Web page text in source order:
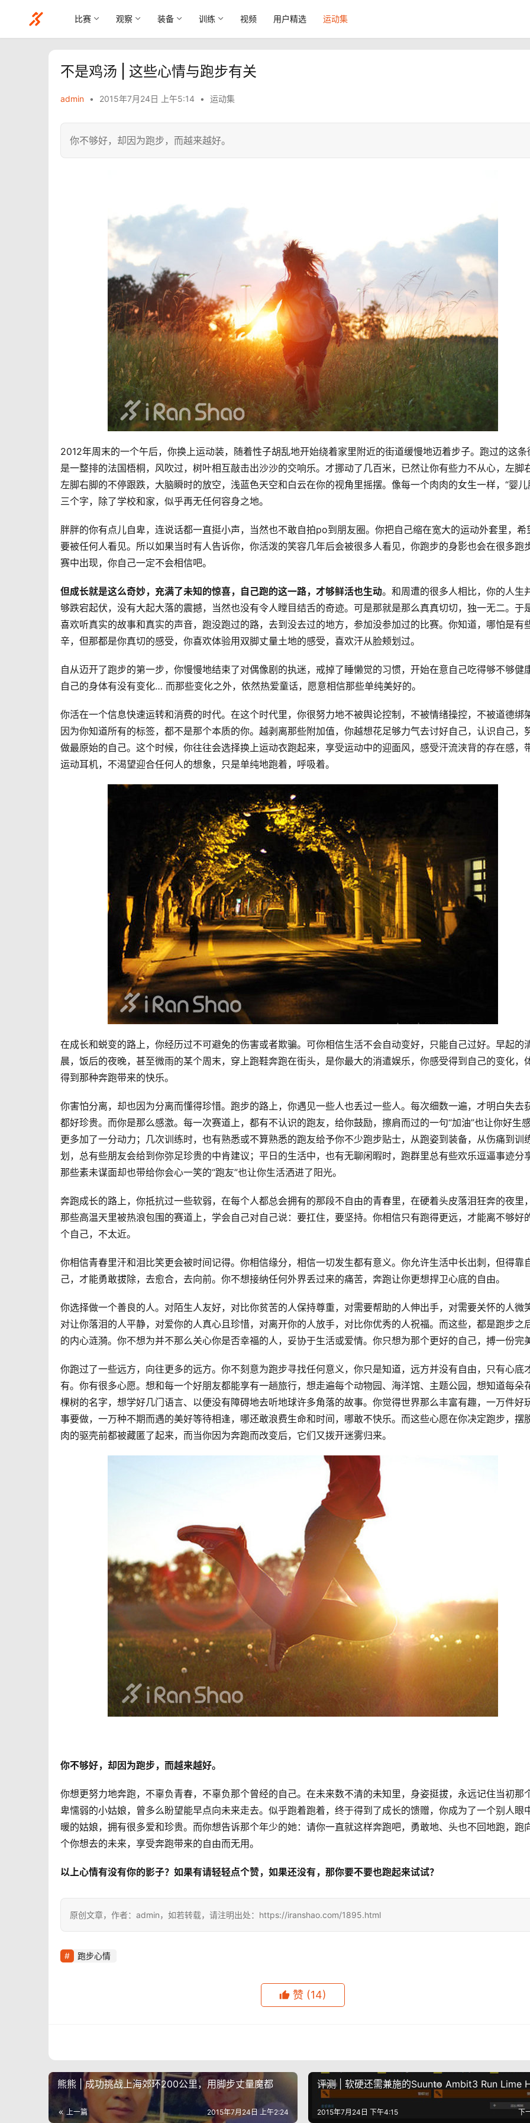
比赛 观察 装备 训练 视频 用户精选 运动集
不是鸡汤 | 这些心情与跑步有关
admin • 2015年7月24日 上午5:14 • 运动集
你不够好，却因为跑步，而越来越好。
2012年周末的一个午后，你换上运动装，随着性子胡乱地开始绕着家里附近的街道缓慢地迈着步子。跑过的这条
是一整排的法国梧桐，风吹过，树叶相互敲击出沙沙的交响乐。才挪动了几百米，已然让你有些力不从心，左脚
左脚右脚的不停跟跌，大脑瞬时的放空，浅蓝色天空和白云在你的视角里摇摆。像每一个肉肉的女生一样，“婴儿
三个字，除了学校和家，似乎再无任何容身之地。
胖胖的你有点儿自卑，连说话都一直挺小声，当然也不敢自拍po到朋友圈。你把自己缩在宽大的运动外套里，希
要被任何人看见。所以如果当时有人告诉你，你活泼的笑容几年后会被很多人看见，你跑步的身影也会在很多跑
赛中出现，你自己一定不会相信吧。
但成长就是这么奇妙，充满了未知的惊喜，自己跑的这一路，才够鲜活也生动。和周遭的很多人相比，你的人生
够跌宕起伏，没有大起大落的震撼，当然也没有令人瞠目结舌的奇迹。可是那就是那么真真切切，独一无二。于
喜欢听真实的故事和真实的声音，跑没跑过的路，去到没去过的地方，参加没参加过的比赛。你知道，哪怕是有
辛，但那都是你真切的感受，你喜欢体验用双脚丈量土地的感受，喜欢汗从脸颊划过。
自从迈开了跑步的第一步，你慢慢地结束了对偶像剧的执迷，戒掉了睡懒觉的习惯，开始在意自己吃得够不够健
自己的身体有没有变化… 而那些变化之外，依然热爱童话，愿意相信那些单纯美好的。
你活在一个信息快速运转和消费的时代。在这个时代里，你很努力地不被舆论控制，不被情绪操控，不被道德绑
因为你知道所有的标签，都不是那个本质的你。越剥离那些附加值，你越想花足够力气去讨好自己，认识自己，
做最原始的自己。这个时候，你往往会选择换上运动衣跑起来，享受运动中的迎面风，感受汗流浃背的存在感，
运动耳机，不渴望迎合任何人的想象，只是单纯地跑着，呼吸着。
在成长和蜕变的路上，你经历过不可避免的伤害或者欺骗。可你相信生活不会自动变好，只能自己过好。早起的
晨，饭后的夜晚，甚至微雨的某个周末，穿上跑鞋奔跑在街头，是你最大的消遣娱乐，你感受得到自己的变化，
得到那种奔跑带来的快乐。
你害怕分离，却也因为分离而懂得珍惜。跑步的路上，你遇见一些人也丢过一些人。每次细数一遍，才明白失去
都好珍贵。而你是那么感激。每一次赛道上，都有不认识的跑友，给你鼓励，擦肩而过的一句“加油”也让你好生
更多加了一分动力；几次训练时，也有熟悉或不算熟悉的跑友给予你不少跑步贴士，从跑姿到装备，从伤痛到训
划，总有些朋友会给到你弥足珍贵的中肯建议；平日的生活中，也有无聊闲暇时，跑群里总有些欢乐逗逼事迹分
那些素未谋面却也带给你会心一笑的“跑友”也让你生活洒进了阳光。
奔跑成长的路上，你抵抗过一些软弱，在每个人都总会拥有的那段不自由的青春里，在硬着头皮落泪狂奔的夜里
那些高温天里被热浪包围的赛道上，学会自己对自己说：要扛住，要坚持。你相信只有跑得更远，才能离不够好
个自己，不太近。
你相信青春里汗和泪比笑更会被时间记得。你相信缘分，相信一切发生都有意义。你允许生活中长出刺，但得靠
己，才能勇敢拔除，去愈合，去向前。你不想接纳任何外界丢过来的痛苦，奔跑让你更想捍卫心底的自由。
你选择做一个善良的人。对陌生人友好，对比你贫苦的人保持尊重，对需要帮助的人伸出手，对需要关怀的人微
对让你落泪的人平静，对爱你的人真心且珍惜，对离开你的人放手，对比你优秀的人祝福。而这些，都是跑步之
的内心涟漪。你不想为并不那么关心你是否幸福的人，妥协于生活或爱情。你只想为那个更好的自己，搏一份完
你跑过了一些远方，向往更多的远方。你不刻意为跑步寻找任何意义，你只是知道，远方并没有自由，只有心底
有。你有很多心愿。想和每一个好朋友都能享有一趟旅行，想走遍每个动物园、海洋馆、主题公园，想知道每朵
棵树的名字，想学好几门语言、以便没有障碍地去听地球许多角落的故事。你觉得世界那么丰富有趣，一万件好
事要做，一万种不期而遇的美好等待相逢，哪还敢浪费生命和时间，哪敢不快乐。而这些心愿在你决定跑步，摆
肉的驱壳前都被藏匿了起来，而当你因为奔跑而改变后，它们又拨开迷雾归来。
你不够好，却因为跑步，而越来越好。
你想更努力地奔跑，不辜负青春，不辜负那个曾经的自己。在未来数不清的未知里，身姿挺拔，永远记住当初那
卑懦弱的小姑娘，曾多么盼望能早点向未来走去。似乎跑着跑着，终于得到了成长的馈赠，你成为了一个别人眼
暖的姑娘，拥有很多爱和珍贵。而你想告诉那个年少的她：请你一直就这样奔跑吧，勇敢地、头也不回地跑，跑
个你想去的未来，享受奔跑带来的自由而无用。
以上心情有没有你的影子？如果有请轻轻点个赞，如果还没有，那你要不要也跑起来试试？
原创文章，作者：admin，如若转载，请注明出处：https://iranshao.com/1895.html
跑步心情
赞 (14)
熊熊 | 成功挑战上海郊环200公里，用脚步丈量魔都
上一篇 2015年7月24日 上午2:24
评测 | 软硬还需兼施的Suunto Ambit3 Run Lime
下
2015年7月24日 下午4:15